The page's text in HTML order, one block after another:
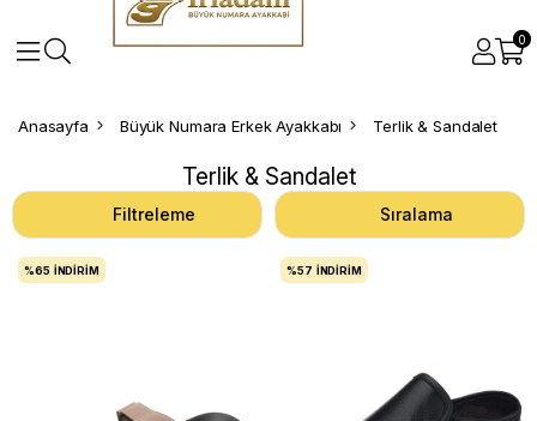
0
Anasayfa Büyük Numara Erkek Ayakkabı Terlik & Sandalet
Terlik & Sandalet
Filtreleme Sıralama
%65 İNDIRIM %57 İNDIRIM